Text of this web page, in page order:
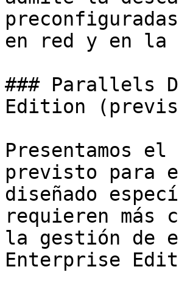
en red y en la
### Parallels
Edition
Presentamos
previsto para
diseñado
requieren
la gestión de
Enterprise